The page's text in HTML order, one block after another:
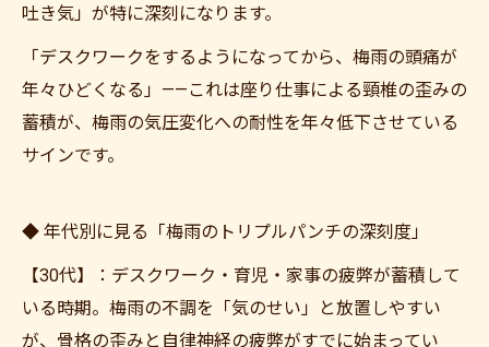
吐き気」が特に深刻になります。
「デスクワークをするようになってから、梅雨の頭痛が
年々ひどくなる」——これは座り仕事による頸椎の歪みの
蓄積が、梅雨の気圧変化への耐性を年々低下させている
サインです。
◆ 年代別に見る「梅雨のトリプルパンチの深刻度」
【30代】：デスクワーク・育児・家事の疲弊が蓄積して
いる時期。梅雨の不調を「気のせい」と放置しやすい
が、骨格の歪みと自律神経の疲弊がすでに始まってい